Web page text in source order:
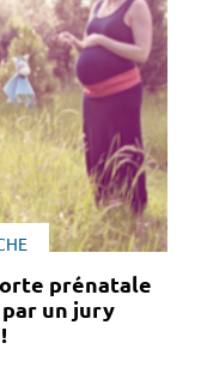
prénatale
un jury